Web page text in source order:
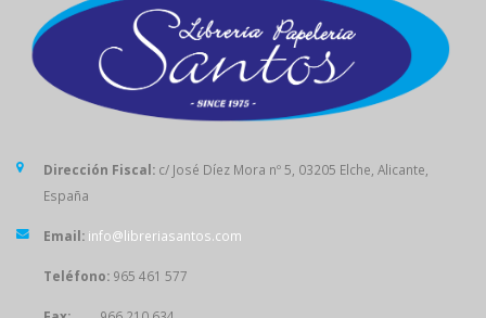
Dirección Fiscal: c/ José Díez Mora nº 5, 03205 Elche, Alicante,
España
Email: info@libreriasantos.com
Teléfono: 965 461 577